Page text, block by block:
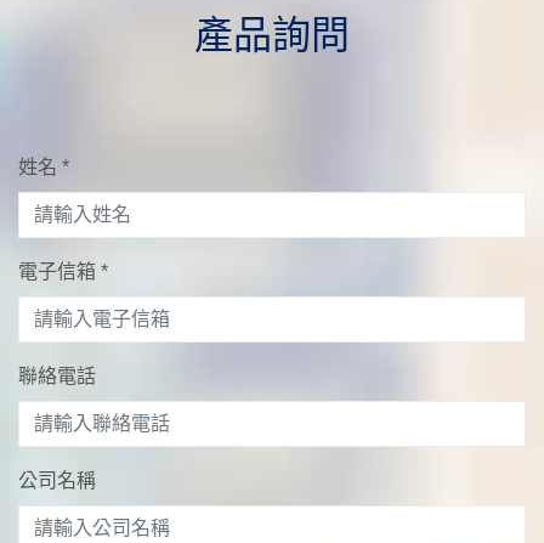
產品詢問
姓名 *
電子信箱 *
聯絡電話
公司名稱